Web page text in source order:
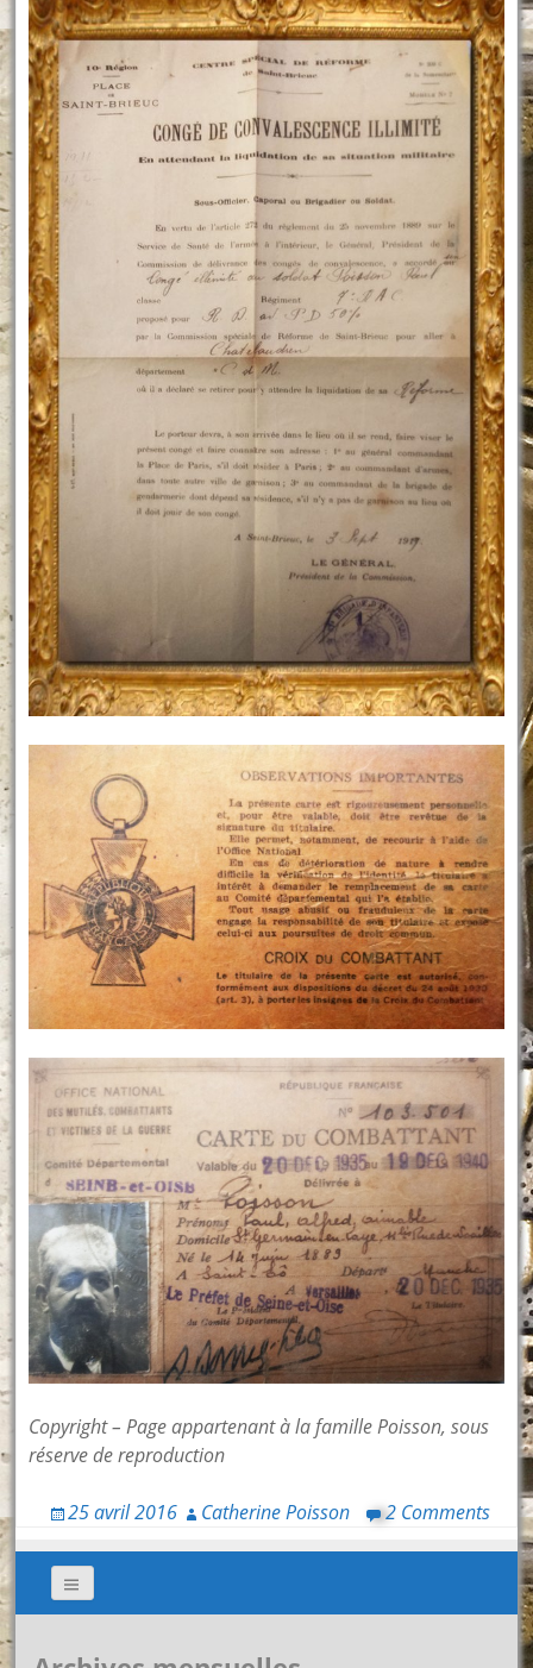
Copyright – Page appartenant à la famille Poisson, sous
réserve de reproduction
25 avril 2016 Catherine Poisson 2 Comments